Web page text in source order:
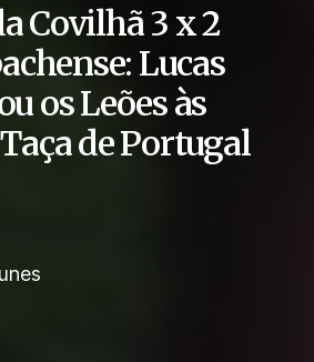
Covilhã 3 x 2
Lucas
os Leões às
de Portugal